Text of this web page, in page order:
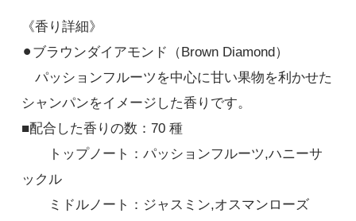
《香り詳細》
⚫︎ブラウンダイアモンド（Brown Diamond）
パッションフルーツを中心に甘い果物を利かせた
シャンパンをイメージした香りです。
■配合した香りの数：70 種
トップノート：パッションフルーツ,ハニーサ
ックル
ミドルノート：ジャスミン,オスマンローズ